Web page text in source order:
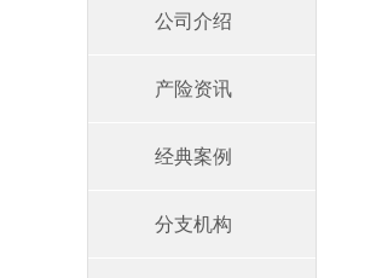
公司介绍
产险资讯
经典案例
分支机构